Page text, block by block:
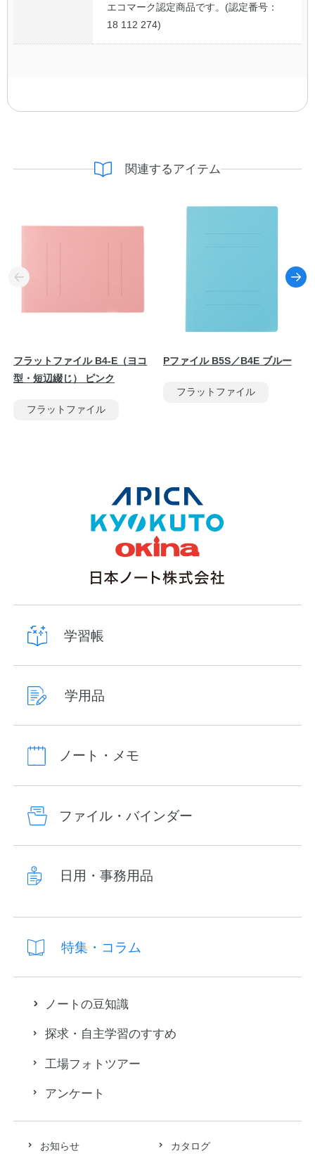
エコマーク認定商品です。(認定番号：
18 112 274)
関連するアイテム
フラットファイル B4-E（ヨコ
型・短辺綴じ） ピンク
フラットファイル
Pファイル B5S／B4E ブルー
フラットファイル
お知らせ カタログ
学習帳
学用品
ノート・メモ
ファイル・バインダー
日用・事務用品
特集・コラム
ノートの豆知識
探求・自主学習のすすめ
工場フォトツアー
アンケート